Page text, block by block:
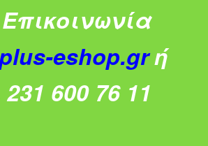
Επικοινωνία
eshop.grή
600 76 11